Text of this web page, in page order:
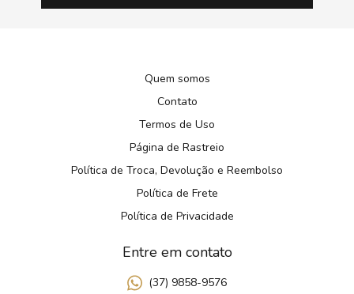
Quem somos
Contato
Termos de Uso
Página de Rastreio
Política de Troca, Devolução e Reembolso
Política de Frete
Política de Privacidade
Entre em contato
(37) 9858-9576